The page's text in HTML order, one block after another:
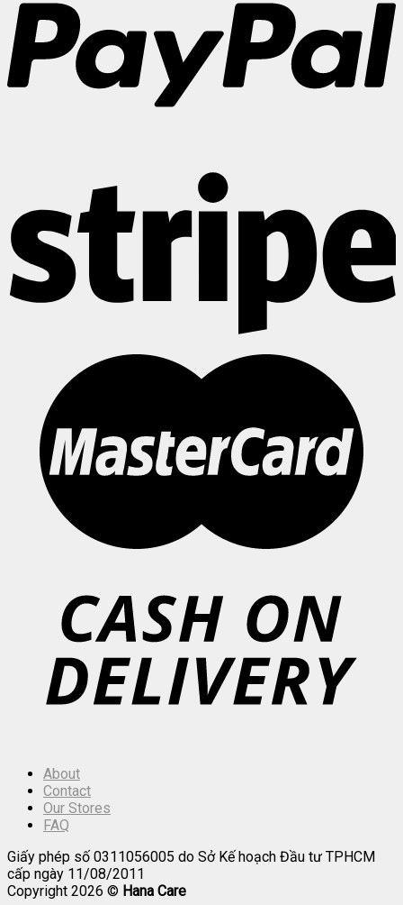
About
Contact
Our Stores
FAQ
Giấy phép số 0311056005 do Sở Kế hoạch Đầu tư TPHCM
cấp ngày 11/08/2011
Copyright 2026 © Hana Care